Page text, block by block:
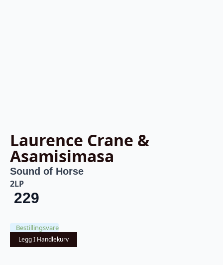
Laurence Crane &
Asamisimasa
Sound of Horse
2LP
229
Bestillingsvare
Legg I Handlekurv